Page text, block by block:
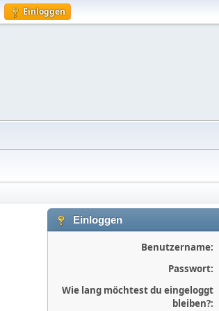
Einloggen
Einloggen
Benutzername:
Passwort:
Wie lang möchtest du eingeloggt
bleiben?: